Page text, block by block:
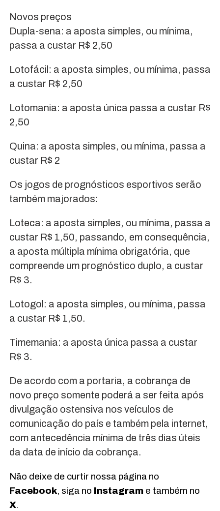
Novos preços
Dupla-sena: a aposta simples, ou mínima,
passa a custar R$ 2,50
Lotofácil: a aposta simples, ou mínima, passa
a custar R$ 2,50
Lotomania: a aposta única passa a custar R$
2,50
Quina: a aposta simples, ou mínima, passa a
custar R$ 2
Os jogos de prognósticos esportivos serão
também majorados:
Loteca: a aposta simples, ou mínima, passa a
custar R$ 1,50, passando, em consequência,
a aposta múltipla mínima obrigatória, que
compreende um prognóstico duplo, a custar
R$ 3.
Lotogol: a aposta simples, ou mínima, passa
a custar R$ 1,50.
Timemania: a aposta única passa a custar
R$ 3.
De acordo com a portaria, a cobrança de
novo preço somente poderá a ser feita após
divulgação ostensiva nos veículos de
comunicação do país e também pela internet,
com antecedência mínima de três dias úteis
da data de início da cobrança.
Não deixe de curtir nossa página no
Facebook, siga no Instagrame também no
X.